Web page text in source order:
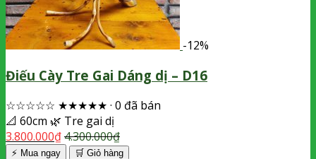
-12%
Điếu Cày Tre Gai Dáng dị – D16
☆☆☆☆☆ ★★★★★ · 0 đã bán
📐 60cm 🌿 Tre gai dị
3.800.000₫4.300.000₫
⚡ Mua ngay 🛒 Giỏ hàng